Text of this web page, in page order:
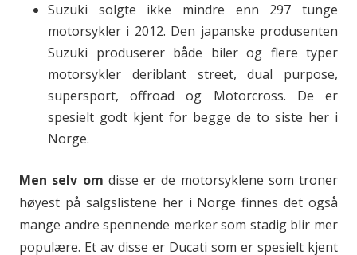
Suzuki solgte ikke mindre enn 297 tunge
motorsykler i 2012. Den japanske produsenten
Suzuki produserer både biler og flere typer
motorsykler deriblant street, dual purpose,
supersport, offroad og Motorcross. De er
spesielt godt kjent for begge de to siste her i
Norge.
Men selv om disse er de motorsyklene som troner
høyest på salgslistene her i Norge finnes det også
mange andre spennende merker som stadig blir mer
populære. Et av disse er Ducati som er spesielt kjent